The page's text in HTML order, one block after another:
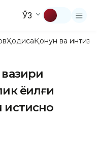
ЎЗ
ҲодисаҚонун ва
ёқилғи
истисно